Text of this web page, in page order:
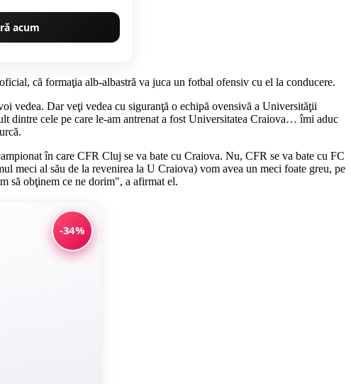
acum
că formaţia alb-albastră va juca un fotbal ofensiv cu el la conducere.
vedea. Dar veţi vedea cu siguranţă o echipă ovensivă a Universităţii
dintre cele pe care le-am antrenat a fost Universitatea Craiova… îmi aduc
în care CFR Cluj se va bate cu Craiova. Nu, CFR se va bate cu FC
al său de la revenirea la U Craiova) vom avea un meci foate greu, pe
să obţinem ce ne dorim", a afirmat el.
-34%